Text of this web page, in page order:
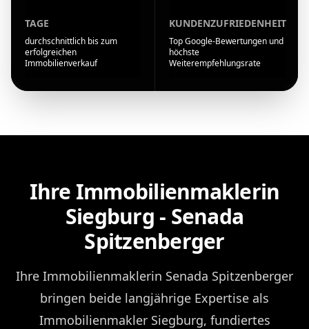
TAGE
durchschnittlich bis zum
erfolgreichen
Immobilienverkauf
KUNDENZUFRIEDENHEIT
Top Google-Bewertungen und
höchste
Weiterempfehlungsrate
Ihre Immobilienmaklerin
Siegburg - Senada
Spitzenberger
Ihre Immobilienmaklerin Senada Spitzenberger
bringen beide langjährige Expertise als
Immobilienmakler Siegburg, fundiertes